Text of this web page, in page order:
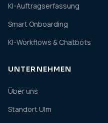
KI-Auftragserfassung
Smart Onboarding
KI-Workflows & Chatbots
UNTERNEHMEN
Über uns
Standort Ulm